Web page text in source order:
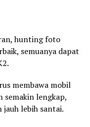
hunting foto
semuanya dapat
membawa mobil
lengkap,
lebih santai.